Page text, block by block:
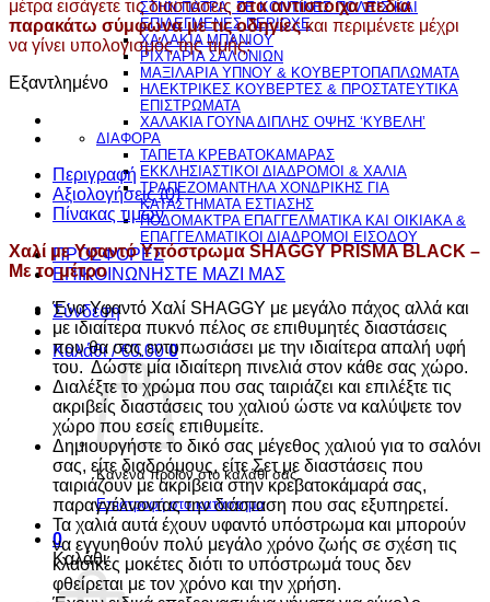
ΣΤΗΝ ΠΑΤΡΑ, ΣΕ ΚΟΝΤΙΝΕΣ ΠΟΛΕΙΣ ΚΑΙ
ΕΠΙΛΕΓΜΕΝΕΣ ΠΕΡΙΟΧΕ
ΧΑΛΑΚΙΑ ΜΠΑΝΙΟΥ
ΡΙΧΤΑΡΙΑ ΣΑΛΟΝΙΩΝ
ΜΑΞΙΛΑΡΙΑ ΥΠΝΟΥ & ΚΟΥΒΕΡΤΟΠΑΠΛΩΜΑΤΑ
ΗΛΕΚΤΡΙΚΕΣ ΚΟΥΒΕΡΤΕΣ & ΠΡΟΣΤΑΤΕΥΤΙΚΑ
ΕΠΙΣΤΡΩΜΑΤΑ
ΧΑΛΑΚΙΑ ΓΟΥΝΑ ΔΙΠΛΗΣ ΟΨΗΣ ‘ΚΥΒΕΛΗ’
ΔΙΑΦΟΡΑ
ΤΑΠΕΤΑ ΚΡΕΒΑΤΟΚΑΜΑΡΑΣ
ΕΚΚΛΗΣΙΑΣΤΙΚΟΙ ΔΙΑΔΡΟΜΟΙ & ΧΑΛΙΑ
ΤΡΑΠΕΖΟΜΑΝΤΗΛΑ ΧΟΝΔΡΙΚΗΣ ΓΙΑ
ΚΑΤΑΣΤΗΜΑΤΑ ΕΣΤΙΑΣΗΣ
ΠΟΔΟΜΑΚΤΡΑ ΕΠΑΓΓΕΛΜΑΤΙΚΑ ΚΑΙ ΟΙΚΙΑΚΑ &
ΕΠΑΓΓΕΛΜΑΤΙΚΟΙ ΔΙΑΔΡΟΜΟΙ ΕΙΣΟΔΟΥ
ΠΡΟΣΦΟΡΕΣ
ΕΠΙΚΟΙΝΩΝΗΣΤΕ ΜΑΖΙ ΜΑΣ
Σύνδεση
Καλάθι /€0.00 0
Κανένα προϊόν στο καλάθι σας.
Επιστροφή στο κατάστημα
0
Καλάθι
μέτρα εισάγετε τις διαστάσεις στα αντίστοιχα πεδία
παρακάτω σύμφωνα με τις οδηγίεςκαι περιμένετε μέχρι
να γίνει υπολογισμός της τιμής:
Εξαντλημένο
Περιγραφή
Αξιολογήσεις (0)
Πίνακας τιμών
Χαλί με Υφαντό Υπόστρωμα SHAGGY PRISMA BLACK –
Με το μέτρο
Ένα Υφαντό Χαλί SHAGGY με μεγάλο πάχος αλλά και
με ιδιαίτερα πυκνό πέλος σε επιθυμητές διαστάσεις
που θα σας εντυπωσιάσει με την ιδιαίτερα απαλή υφή
του. Δώστε μία ιδιαίτερη πινελιά στον κάθε σας χώρο.
Διαλέξτε το χρώμα που σας ταιριάζει και επιλέξτε τις
ακριβείς διαστάσεις του χαλιού ώστε να καλύψετε τον
χώρο που εσείς επιθυμείτε.
Δημιουργήστε το δικό σας μέγεθος χαλιού για το σαλόνι
σας, είτε διαδρόμους, είτε Σετ με διαστάσεις που
ταιριάζουν με ακρίβεια στην κρεβατοκάμαρά σας,
παραγγέλνοντας την διάσταση που σας εξυπηρετεί.
Τα χαλιά αυτά έχουν υφαντό υπόστρωμα και μπορούν
να εγγυηθούν πολύ μεγάλο χρόνο ζωής σε σχέση τις
κλασικές μοκέτες διότι το υπόστρωμά τους δεν
φθείρεται με τον χρόνο και την χρήση.